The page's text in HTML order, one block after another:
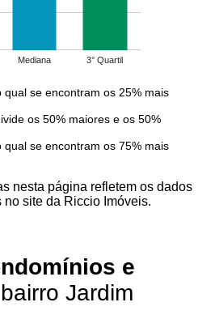
Mediana 3° Quartil
qual se encontram os 25% mais
os 50% maiores e os 50%
qual se encontram os 75% mais
nesta página refletem os dados
site da Riccio Imóveis.
e
Jardim